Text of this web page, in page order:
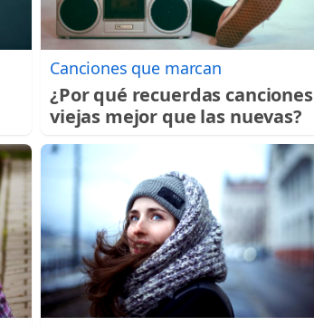
Canciones que marcan
¿Por qué recuerdas canciones
viejas mejor que las nuevas?